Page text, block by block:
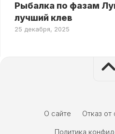
Рыбалка по фазам
лучший клев
25 декабря, 2025
О сайте
Отказ от
Политика